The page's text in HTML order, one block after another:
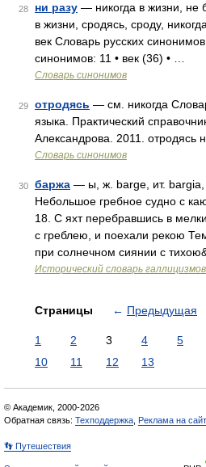
28 ни разу — никогда в жизни, не
в жизни, сродясь, сроду,
век Словарь русских
синонимов: 11 • век (36) • …
Словарь синонимов
29 отродясь — см. никогда
языка. Практический
Александрова. 2011. отродясь
Словарь синонимов
30 баржа — ы, ж. barge, ит. bargia,
Небольшое гребное судно с
18. С яхт перебравшись в
с греблею, и поехали рекою
при солнечном сиянии с
Исторический словарь
Страницы ← Предыдущая
1 2 3 4 5
10
11 12 13
© Академик, 2000-2026
Обратная связь: Техподдержка Реклама на
👣 Путешествия